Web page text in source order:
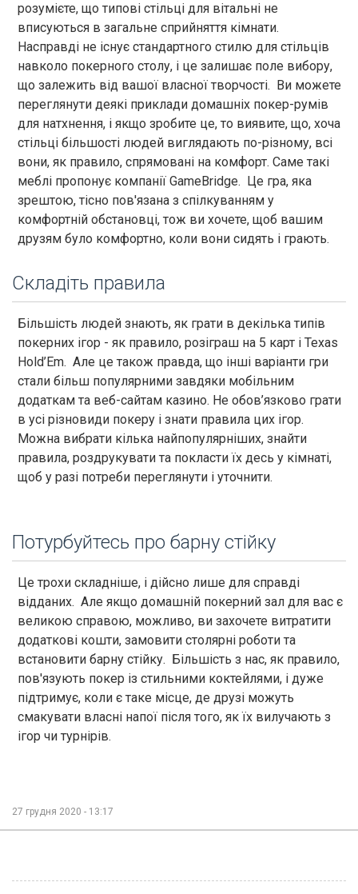
розумієте, що типові стільці для вітальні не
вписуються в загальне сприйняття кімнати.
Насправді не існує стандартного стилю для стільців
навколо покерного столу, і це залишає поле вибору,
що залежить від вашої власної творчості. Ви можете
переглянути деякі приклади домашніх покер-румів
для натхнення, і якщо зробите це, то виявите, що, хоча
стільці більшості людей виглядають по-різному, всі
вони, як правило, спрямовані на комфорт. Саме такі
меблі пропонує компанії GameBridge. Це гра, яка
зрештою, тісно пов'язана з спілкуванням у
комфортній обстановці, тож ви хочете, щоб вашим
друзям було комфортно, коли вони сидять і грають.
Складіть правила
Більшість людей знають, як грати в декілька типів
покерних ігор - як правило, розіграш на 5 карт і Texas
Hold’Em. Але це також правда, що інші варіанти гри
стали більш популярними завдяки мобільним
додаткам та веб-сайтам казино. Не обов’язково грати
в усі різновиди покеру і знати правила цих ігор.
Можна вибрати кілька найпопулярніших, знайти
правила, роздрукувати та покласти їх десь у кімнаті,
щоб у разі потреби переглянути і уточнити.
Потурбуйтесь про барну стійку
Це трохи складніше, і дійсно лише для справді
відданих. Але якщо домашній покерний зал для вас є
великою справою, можливо, ви захочете витратити
додаткові кошти, замовити столярні роботи та
встановити барну стійку. Більшість з нас, як правило,
пов'язують покер із стильними коктейлями, і дуже
підтримує, коли є таке місце, де друзі можуть
смакувати власні напої після того, як їх вилучають з
ігор чи турнірів.
27 грудня 2020 - 13:17